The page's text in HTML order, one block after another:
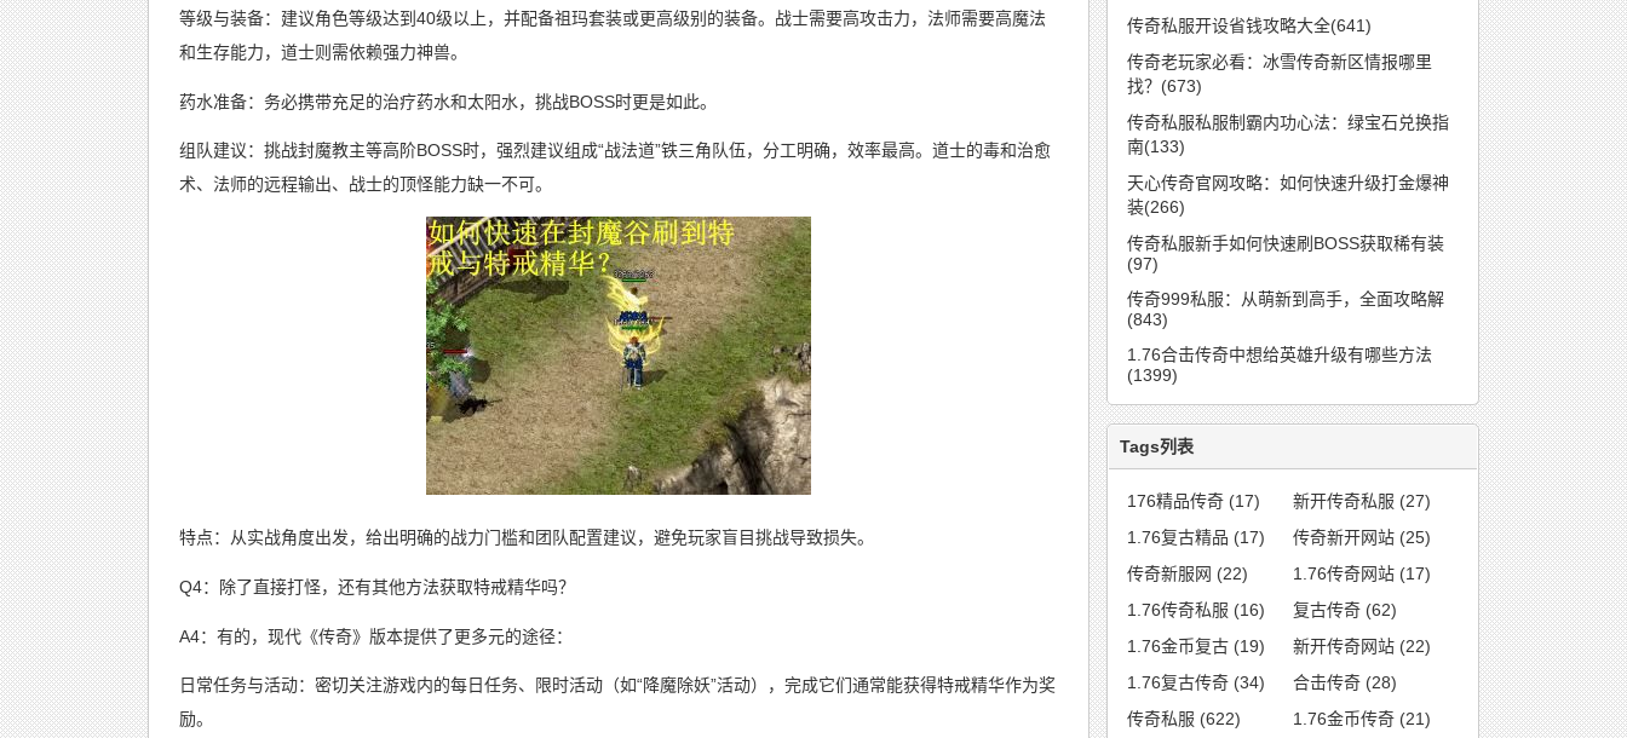
等级与装备：建议角色等级达到40级以上，并配备祖玛套装或更高级别的装备。战士需要高攻击力，法师需要高魔法
和生存能力，道士则需依赖强力神兽。
药水准备：务必携带充足的治疗药水和太阳水，挑战BOSS时更是如此。
组队建议：挑战封魔教主等高阶BOSS时，强烈建议组成“战法道”铁三角队伍，分工明确，效率最高。道士的毒和治愈
术、法师的远程输出、战士的顶怪能力缺一不可。
特点：从实战角度出发，给出明确的战力门槛和团队配置建议，避免玩家盲目挑战导致损失。
Q4：除了直接打怪，还有其他方法获取特戒精华吗？
A4：有的，现代《传奇》版本提供了更多元的途径：
日常任务与活动：密切关注游戏内的每日任务、限时活动（如“降魔除妖”活动），完成它们通常能获得特戒精华作为奖
励。
传奇私服开设省钱攻略大全(641)
传奇老玩家必看：冰雪传奇新区情报哪里
找？(673)
传奇私服私服制霸内功心法：绿宝石兑换指
南(133)
天心传奇官网攻略：如何快速升级打金爆神
装(266)
传奇私服新手如何快速刷BOSS获取稀有装
(97)
传奇999私服：从萌新到高手，全面攻略解
(843)
1.76合击传奇中想给英雄升级有哪些方法
(1399)
Tags列表
176精品传奇 (17) 新开传奇私服 (27)
1.76复古精品 (17) 传奇新开网站 (25)
传奇新服网 (22) 1.76传奇网站 (17)
1.76传奇私服 (16) 复古传奇 (62)
1.76金币复古 (19) 新开传奇网站 (22)
1.76复古传奇 (34) 合击传奇 (28)
传奇私服 (622) 1.76金币传奇 (21)